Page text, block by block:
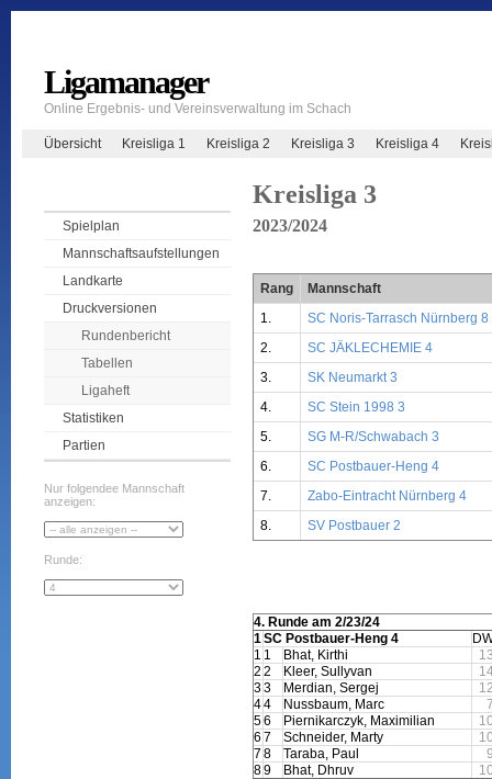
Ligamanager
Online Ergebnis- und Vereinsverwaltung im Schach
Übersicht Kreisliga 1 Kreisliga 2 Kreisliga 3 Kreisliga 4
Spielplan
Mannschaftsaufstellungen
Landkarte
Druckversionen
Rundenbericht
Tabellen
Ligaheft
Statistiken
Partien
Nur folgendee Mannschaft
anzeigen:
Runde:
Kreisliga 3
2023/2024
Rang
Mannschaft
1.
SC Noris-Tarrasch Nürnberg 8
2.
SC JÄKLECHEMIE 4
3.
SK Neumarkt 3
4.
SC Stein 1998 3
5.
SG M-R/Schwabach 3
6.
SC Postbauer-Heng 4
7.
Zabo-Eintracht Nürnberg 4
8.
SV Postbauer 2
4. Runde am 2/23/24
1 SC Postbauer-Heng 4
1 1 Bhat, Kirthi
2 2 Kleer, Sullyvan
33 Merdian, Sergej
44 Nussbaum, Marc
56 Piernikarczyk, Maximilian
6 7 Schneider, Marty
7 8 Taraba, Paul
89 Bhat, Dhruv